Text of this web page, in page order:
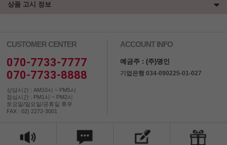
상품 고시 정보
CUSTOMER CENTER
070-7733-7777
070-7733-8888
상담시간 : AM10시 ~ PM5시
점심시간 : PM1시 ~ PM2시
토요일/일요일/공휴일 휴무
FAX : 02) 2272-3001
ACCOUNT INFO
예금주 : (주)명인
기업은행 034-090225-01-027